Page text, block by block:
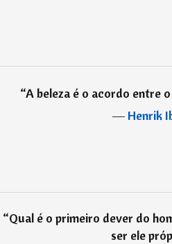
“A beleza é o acordo entre
―Henrik
“Qual é o primeiro dever do
ser ele